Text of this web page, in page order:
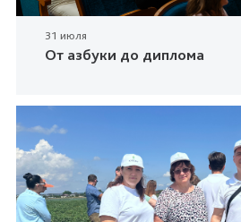
31 июля
От азбуки до диплома